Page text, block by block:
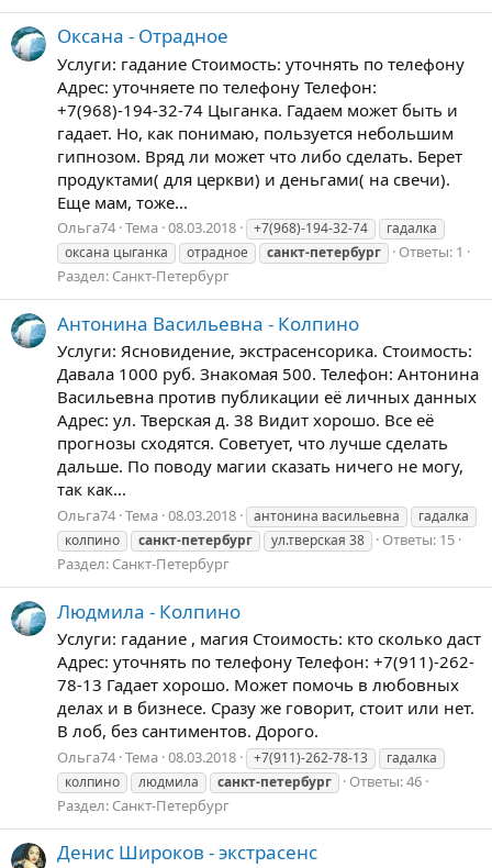
Оксана - Отрадное
Услуги: гадание Стоимость: уточнять по телефону
Адрес: уточняете по телефону Телефон:
+7(968)-194-32-74 Цыганка. Гадаем может быть и
гадает. Но, как понимаю, пользуется небольшим
гипнозом. Вряд ли может что либо сделать. Берет
продуктами( для церкви) и деньгами( на свечи).
Еще мам, тоже...
Ольга74 Тема 08.03.2018 +7(968)-194-32-74
гадалка
оксана цыганка
отрадное санкт-петербург
Ответы: 1
Раздел: Санкт-Петербург
Антонина Васильевна - Колпино
Услуги: Ясновидение, экстрасенсорика. Стоимость:
Давала 1000 руб. Знакомая 500. Телефон: Антонина
Васильевна против публикации её личных данных
Адрес: ул. Тверская д. 38 Видит хорошо. Все её
прогнозы сходятся. Советует, что лучше сделать
дальше. По поводу магии сказать ничего не могу,
так как...
Ольга74 Тема 08.03.2018 антонина васильевна
гадалка
колпино
санкт-петербург ул.тверская 38
Ответы: 15
Раздел: Санкт-Петербург
Людмила - Колпино
Услуги: гадание , магия Стоимость: кто сколько даст
Адрес: уточнять по телефону Телефон: +7(911)-262-
78-13 Гадает хорошо. Может помочь в любовных
делах и в бизнесе. Сразу же говорит, стоит или нет.
В лоб, без сантиментов. Дорого.
Ольга74 Тема 08.03.2018 +7(911)-262-78-13
гадалка
колпино
людмила санкт-петербург
Ответы: 46
Раздел: Санкт-Петербург
Денис Широков - экстрасенс